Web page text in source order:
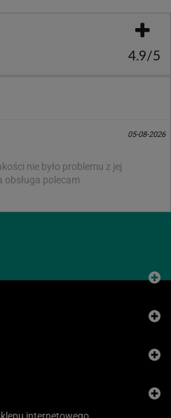
4.9/5
05-08-2026
nie było problemu z jej
obsługa polecam